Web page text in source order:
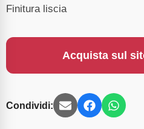
Finitura liscia
Acquista sul
Condividi: